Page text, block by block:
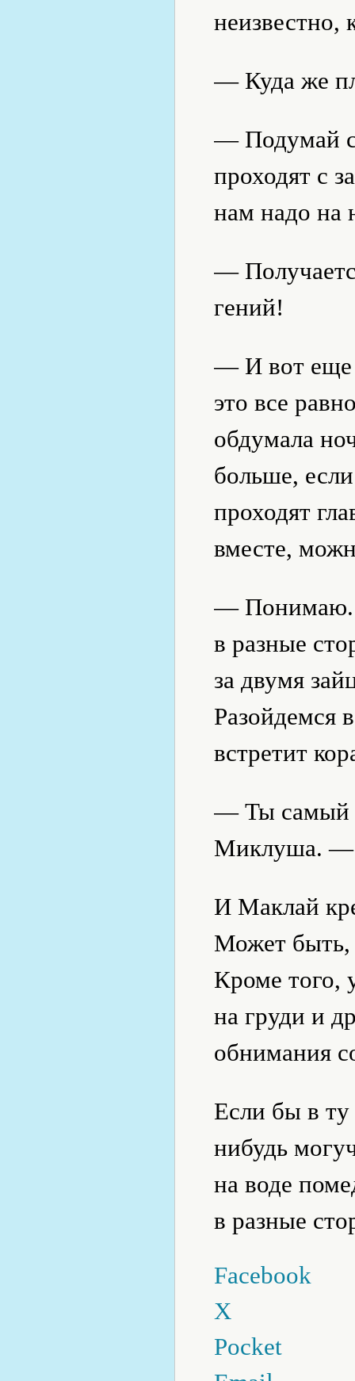
неизвестно,
— Куда же
— Подумай
проходят с
нам надо на
—
гений!
— И вот еще
это все
обдумала
больше,
проходят
вместе,
— Понимаю.
в разные
за двумя
Разойдемся
встретит
— Ты самый
Миклуша. —
И Маклай
Может быть,
Кроме того,
на груди и
обнимания
Если бы в ту
нибудь
на воде
в разные
Facebook
X
Pocket